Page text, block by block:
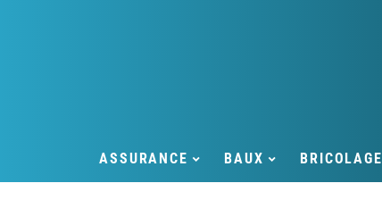
ASSURANCE BAUX BRICOLAGE